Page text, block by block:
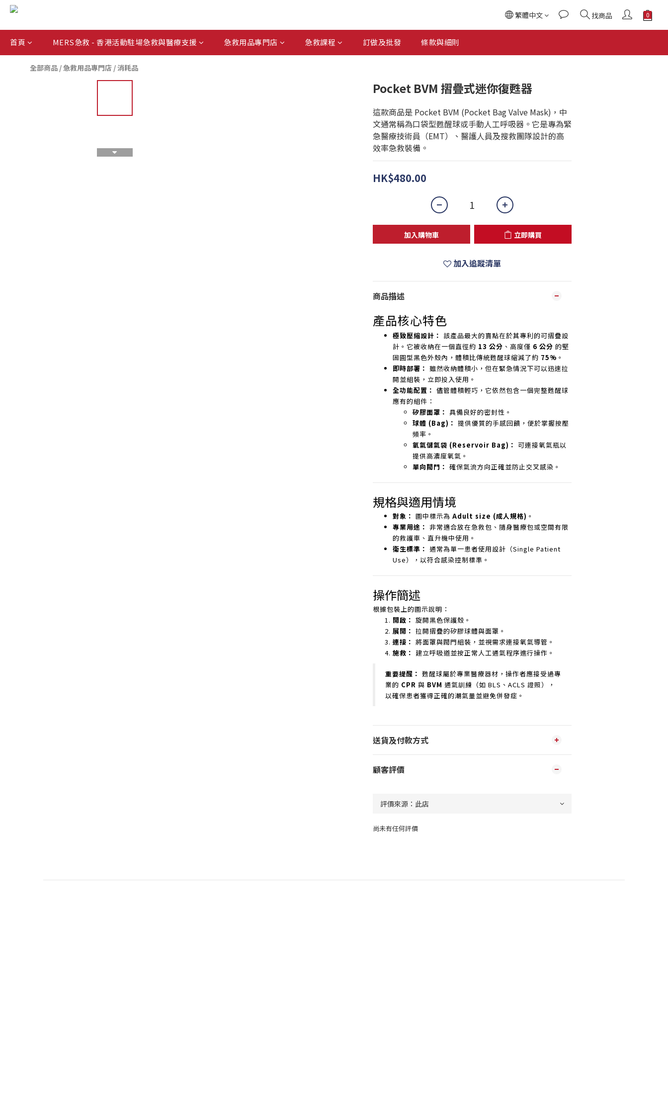
繁體中文 找商品
首頁 MERS急救 - 香港活動駐場急救與醫療支援 急救用品專門店 急救課程 訂做及批發 條款與細則
全部商品 /急救用品專門店 /消耗品
Pocket BVM 摺疊式迷你復甦器
這款商品是 Pocket BVM (Pocket Bag Valve Mask)，中
文通常稱為口袋型甦醒球或手動人工呼吸器。它是專為緊
急醫療技術員（EMT）、醫護人員及搜救團隊設計的高
效率急救裝備。
HK$480.00
加入購物車 立即購買
加入追蹤清單
商品描述
產品核心特色
極致壓縮設計： 該產品最大的賣點在於其專利的可摺疊設
計。它被收納在一個直徑約 13 公分 、高度僅 6 公分 的堅
固圓型黑色外殼內，體積比傳統甦醒球縮減了約 75% 。
即時部署： 雖然收納體積小，但在緊急情況下可以迅速拉
開並組裝，立即投入使用。
全功能配置： 儘管體積輕巧，它依然包含一個完整甦醒球
應有的組件：
矽膠面罩： 具備良好的密封性。
球體 (Bag)： 提供優質的手感回饋，便於掌握按壓
頻率。
氧氣儲氣袋 (Reservoir Bag)： 可連接氧氣瓶以
提供高濃度氧氣。
單向閥門： 確保氣流方向正確並防止交叉感染。
規格與適用情境
對象： 圖中標示為 Adult size (成人規格) 。
專業用途： 非常適合放在急救包、隨身醫療包或空間有限
的救護車、直升機中使用。
衛生標準： 通常為單一患者使用設計（Single Patient
Use），以符合感染控制標準。
操作簡述
根據包裝上的圖示說明：
開啟： 旋開黑色保護殼。
展開： 拉開摺疊的矽膠球體與面罩。
連接： 將面罩與閥門組裝，並視需求連接氧氣導管。
施救： 建立呼吸道並按正常人工通氣程序進行操作。
重要提醒： 甦醒球屬於專業醫療器材，操作者應接受過專
業的 CPR 與 BVM 通氣訓練（如 BLS、ACLS 證照），
以確保患者獲得正確的潮氣量並避免併發症。
送貨及付款方式
顧客評價
尚未有任何評價
立即購買